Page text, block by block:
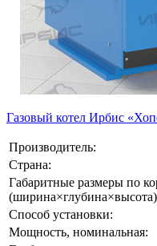
Газовый котел Ирбис
Производитель:
Страна:
Габаритные размеры по
Способ установки:
Мощность, номинальная: